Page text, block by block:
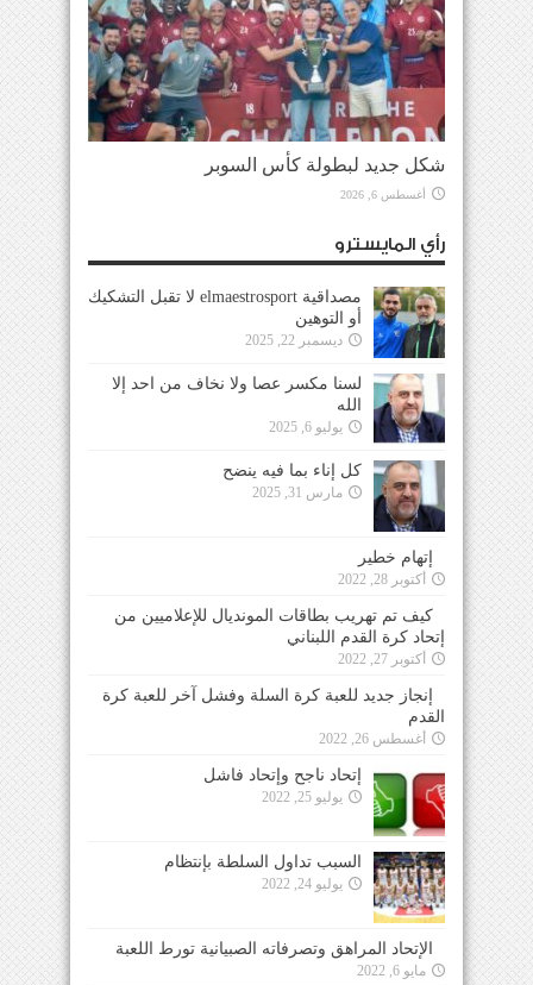
شكل جديد لبطولة كأس السوبر
أغسطس 6, 2026
رأي المايسترو
مصداقية elmaestrosport لا تقبل التشكيك
أو التوهين
ديسمبر 22, 2025
لسنا مكسر عصا ولا نخاف من احد إلا
الله
يوليو 6, 2025
كل إناء بما فيه ينضح
مارس 31, 2025
إتهام خطير
أكتوبر 28, 2022
كيف تم تهريب بطاقات المونديال للإعلاميين من
إتحاد كرة القدم اللبناني
أكتوبر 27, 2022
إنجاز جديد للعبة كرة السلة وفشل آخر للعبة كرة
القدم
أغسطس 26, 2022
إتحاد ناجح وإتحاد فاشل
يوليو 25, 2022
السبب تداول السلطة بإنتظام
يوليو 24, 2022
الإتحاد المراهق وتصرفاته الصبيانية تورط اللعبة
مايو 6, 2022